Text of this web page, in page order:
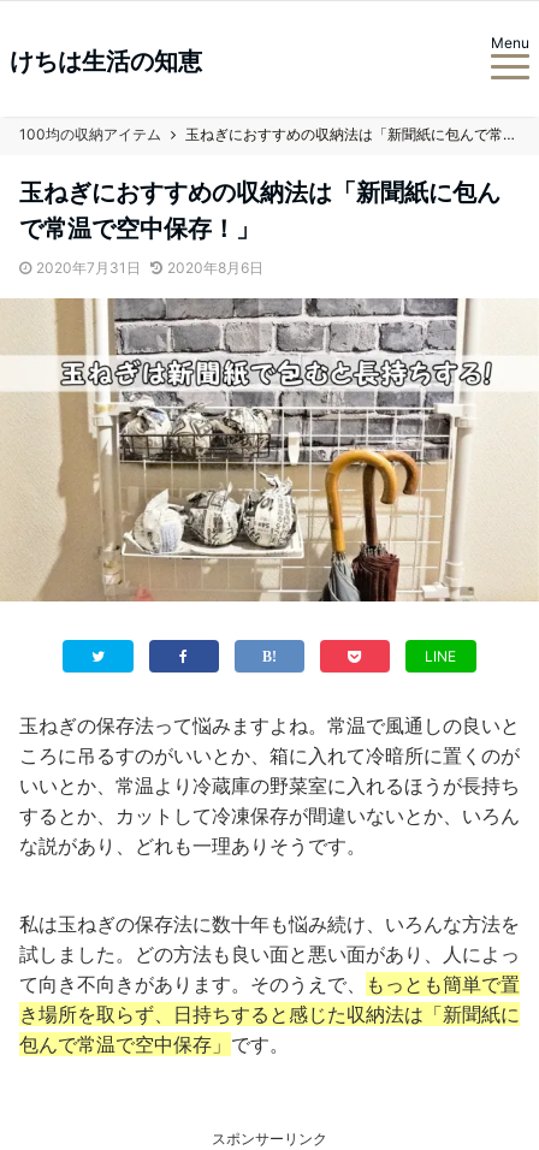
けちは生活の知恵
Menu
100均の収納アイテム 玉ねぎにおすすめの収納法は「新聞紙に包んで常温で空中保存！」
玉ねぎにおすすめの収納法は「新聞紙に包ん
で常温で空中保存！」
2020年7月31日 2020年8月6日
LINE
玉ねぎの保存法って悩みますよね。常温で風通しの良いと
ころに吊るすのがいいとか、箱に入れて冷暗所に置くのが
いいとか、常温より冷蔵庫の野菜室に入れるほうが長持ち
するとか、カットして冷凍保存が間違いないとか、いろん
な説があり、どれも一理ありそうです。
私は玉ねぎの保存法に数十年も悩み続け、いろんな方法を
試しました。どの方法も良い面と悪い面があり、人によっ
て向き不向きがあります。そのうえで、
もっとも簡単で置
き場所を取らず、日持ちすると感じた収納法は「新聞紙に
包んで常温で空中保存」 です。
スポンサーリンク